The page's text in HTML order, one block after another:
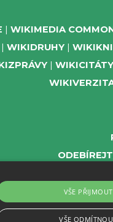
WIKIMEDIA
WIKIDRUHY
WIKICITÁTY
A PROVOZ DOMÉN
VŠE PŘIJMOUT
VŠE